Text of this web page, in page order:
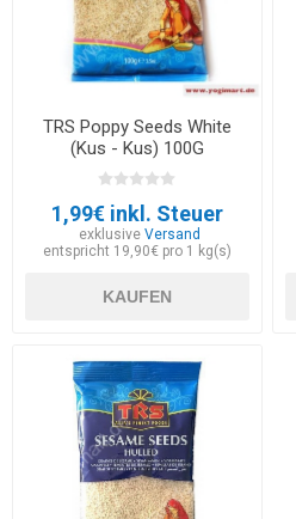
TRS Poppy Seeds White
(Kus - Kus) 100G
1,99€ inkl. Steuer
exklusiveVersand
entspricht 19,90€ pro 1 kg(s)
KAUFEN